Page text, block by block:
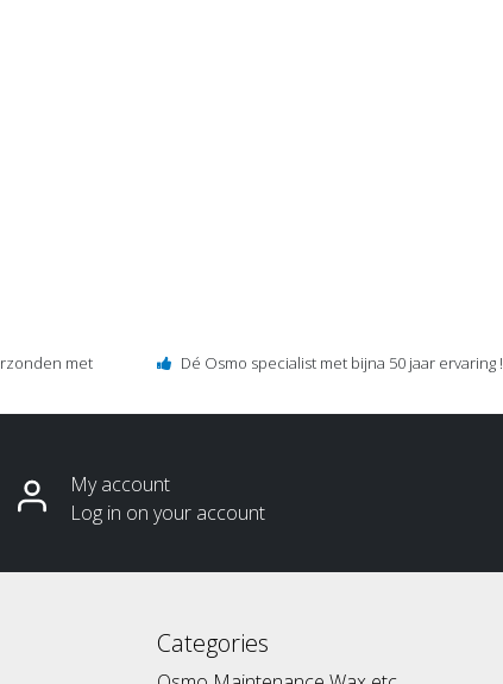
met
Dé Osmo specialist met bijna 50 jaar ervaring !
My account
Log in on your account
Categories